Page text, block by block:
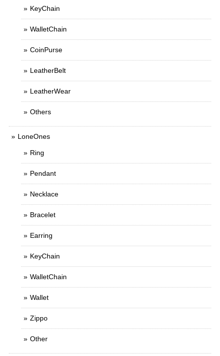
KeyChain
WalletChain
CoinPurse
LeatherBelt
LeatherWear
Others
LoneOnes
Ring
Pendant
Necklace
Bracelet
Earring
KeyChain
WalletChain
Wallet
Zippo
Other